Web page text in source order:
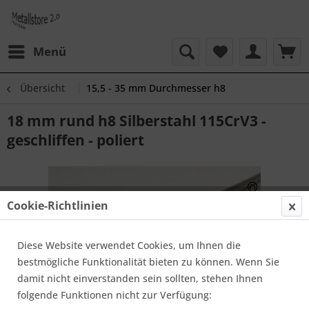
Menü
Übersicht 15,5 - 35 mm Durchmesser h8
18 mm rund h8 Silberstahl 115CrV3 -
geschliffen - poliert
Cookie-Richtlinien
Diese Website verwendet Cookies, um Ihnen die
bestmögliche Funktionalität bieten zu können. Wenn Sie
damit nicht einverstanden sein sollten, stehen Ihnen
folgende Funktionen nicht zur Verfügung: